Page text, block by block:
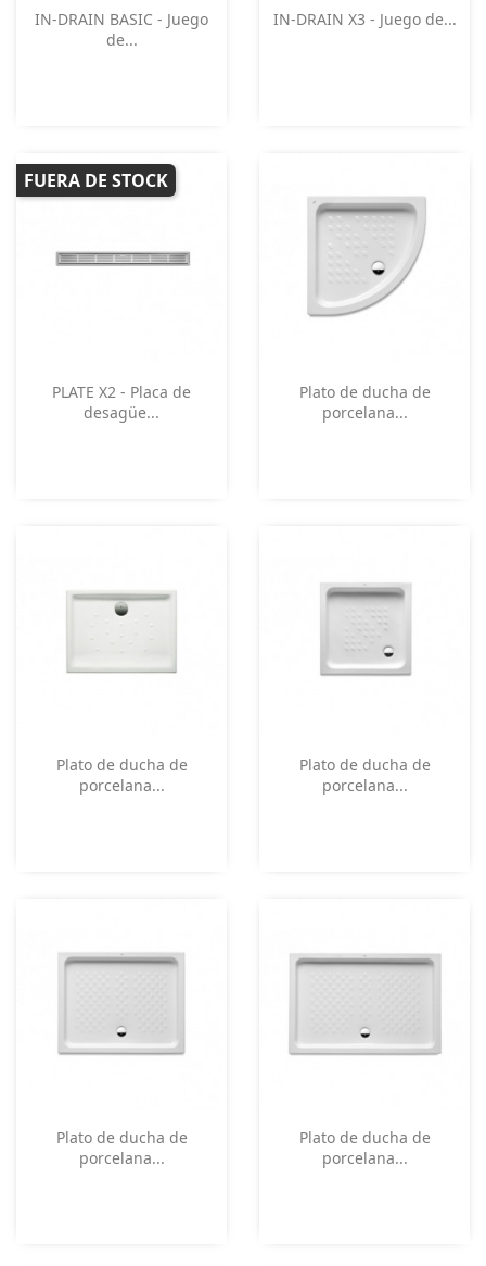
Vista rápida
IN-DRAIN BASIC - Juego
de...
Vista rápida
IN-DRAIN X3 - Juego de...
Vista rápida
PLATE X2 - Placa de
desagüe...
FUERA DE STOCK
Vista rápida
Plato de ducha de
porcelana...
Vista rápida
Plato de ducha de
porcelana...
Vista rápida
Plato de ducha de
porcelana...
Vista rápida
Plato de ducha de
porcelana...
Vista rápida
Plato de ducha de
porcelana...